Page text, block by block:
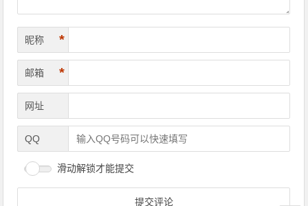
昵称 *
邮箱 *
网址
QQ
滑动解锁才能提交